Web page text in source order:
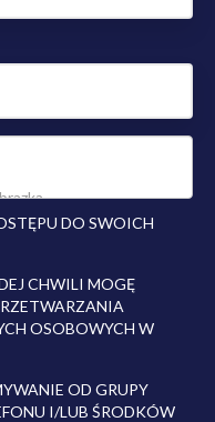
DO SWOICH
CHWILI MOGĘ
OSOBOWYCH W
OD GRUPY
I/LUB ŚRODKÓW